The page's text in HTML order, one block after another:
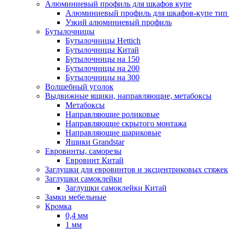
Алюминиевый профиль для шкафов купе
Алюминиевый профиль для шкафов-купе
Узкий алюминиевый профиль
Бутылочницы
Бутылочницы Hettich
Бутылочницы Китай
Бутылочницы на 150
Бутылочницы на 200
Бутылочницы на 300
Волшебный уголок
Выдвижные ящики, направляющие, метабоксы
Метабоксы
Направляющие роликовые
Направляющие скрытого монтажа
Направляющие шариковые
Ящики Grandstar
Евровинты, саморезы
Евровинт Китай
Заглушки для евровинтов и эксцентриковых стяжек
Заглушки самоклейки
Заглушки самоклейки Китай
Замки мебельные
Кромка
0,4 мм
1 мм